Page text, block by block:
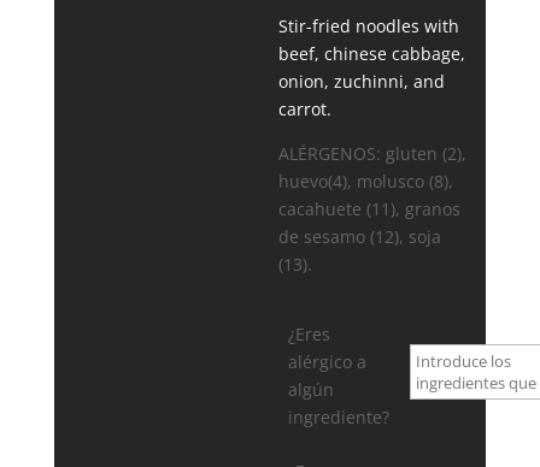
Stir-fried noodles with
beef, chinese cabbage,
onion, zuchinni, and
carrot.
ALÉRGENOS: gluten (2),
huevo(4), molusco (8),
cacahuete (11), granos
de sesamo (12), soja
(13).
¿Eres
alérgico a
algún
ingrediente?